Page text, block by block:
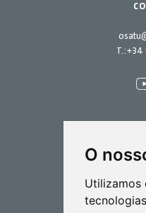
O
Utilizamos
T.:+34